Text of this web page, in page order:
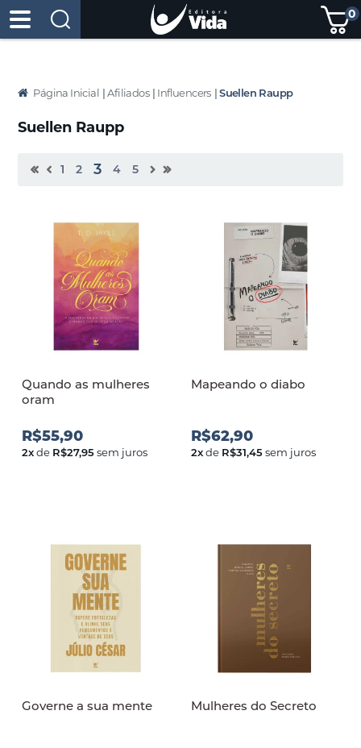
0
Página Inicial | Afiliados | Influencers | Suellen Raupp
Suellen Raupp
1 2 3 4 5
Quando as mulheres
oram
R$55,90
2xde R$27,95sem juros
Mapeando o diabo
R$62,90
2xde R$31,45sem juros
Governe a sua mente Mulheres do Secreto